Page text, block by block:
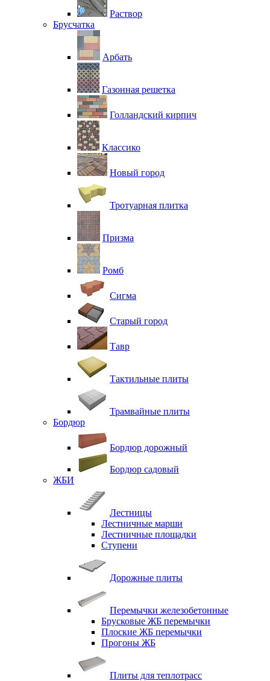
Раствор
Брусчатка
Арбать
Газонная решетка
Голландский кирпич
Классико
Новый город
Тротуарная плитка
Призма
Ромб
Сигма
Старый город
Тавр
Тактильные плиты
Трамвайные плиты
Бордюр
Бордюр дорожный
Бордюр садовый
ЖБИ
Лестницы
Лестничные марши
Лестничные площадки
Ступени
Дорожные плиты
Перемычки железобетонные
Брусковые ЖБ перемычки
Плоские ЖБ перемычки
Прогоны ЖБ
Плиты для теплотрасс